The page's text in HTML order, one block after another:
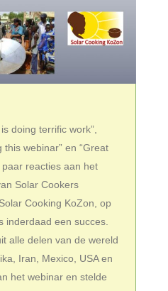
doing terrific work”,
webinar” en “Great
reacties aan het
Solar Cookers
Cooking KoZon, op
inderdaad een succes.
alle delen van de wereld
Iran, Mexico, USA en
het webinar en stelde